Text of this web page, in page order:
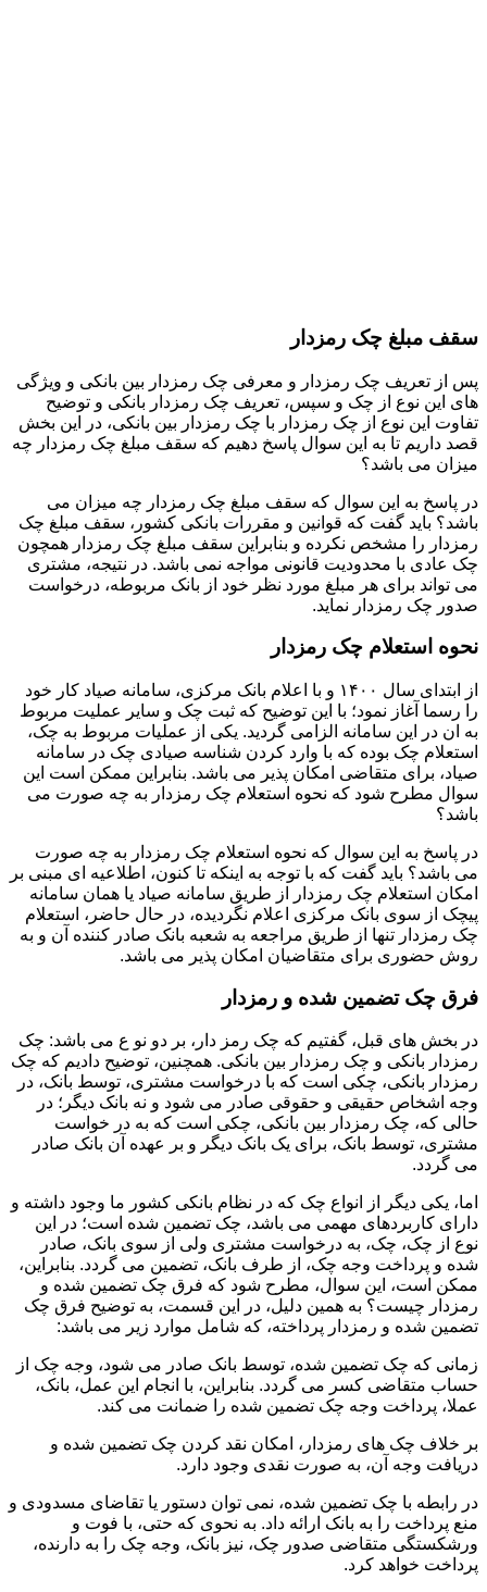
سقف مبلغ چک رمزدار
پس از تعریف چک رمزدار و معرفی چک رمزدار بین بانکی و ویژگی
های این نوع از چک و سپس، تعریف چک رمزدار بانکی و توضیح
تفاوت این نوع از چک رمزدار با چک رمزدار بین بانکی، در این بخش
قصد داریم تا به این سوال پاسخ دهیم که سقف مبلغ چک رمزدار چه
میزان می باشد؟
در پاسخ به این سوال که سقف مبلغ چک رمزدار چه میزان می
باشد؟ باید گفت که قوانین و مقررات بانکی کشور، سقف مبلغ چک
رمزدار را مشخص نکرده و بنابراین سقف مبلغ چک رمزدار همچون
چک عادی با محدودیت قانونی مواجه نمی باشد. در نتیجه، مشتری
می تواند برای هر مبلغ مورد نظر خود از بانک مربوطه، درخواست
صدور چک رمزدار نماید.
نحوه استعلام چک رمزدار
از ابتدای سال ۱۴۰۰ و با اعلام بانک مرکزی، سامانه صیاد کار خود
را رسما آغاز نمود؛ با این توضیح که ثبت چک و سایر عملیت مربوط
به ان در این سامانه الزامی گردید. یکی از عملیات مربوط به چک،
استعلام چک بوده که با وارد کردن شناسه صیادی چک در سامانه
صیاد، برای متقاضی امکان پذیر می باشد. بنابراین ممکن است این
سوال مطرح شود که نحوه استعلام چک رمزدار به چه صورت می
باشد؟
در پاسخ به این سوال که نحوه استعلام چک رمزدار به چه صورت
می باشد؟ باید گفت که با توجه به اینکه تا کنون، اطلاعیه ای مبنی بر
امکان استعلام چک رمزدار از طریق سامانه صیاد یا همان سامانه
پیچک از سوی بانک مرکزی اعلام نگردیده، در حال حاضر، استعلام
چک رمزدار تنها از طریق مراجعه به شعبه بانک صادر کننده آن و به
روش حضوری برای متقاضیان امکان پذیر می باشد.
فرق چک تضمین شده و رمزدار
در بخش های قبل، گفتیم که چک رمز دار، بر دو نو ع می باشد: چک
رمزدار بانکی و چک رمزدار بین بانکی. همچنین، توضیح دادیم که چک
رمزدار بانکی، چکی است که با درخواست مشتری، توسط بانک، در
وجه اشخاص حقیقی و حقوقی صادر می شود و نه بانک دیگر؛ در
حالی که، چک رمزدار بین بانکی، چکی است که به در خواست
مشتری، توسط بانک، برای یک بانک دیگر و بر عهده آن بانک صادر
می گردد.
اما، یکی دیگر از انواع چک که در نظام بانکی کشور ما وجود داشته و
دارای کاربردهای مهمی می باشد، چک تضمین شده است؛ در این
نوع از چک، چک، به درخواست مشتری ولی از سوی بانک، صادر
شده و پرداخت وجه چک، از طرف بانک، تضمین می گردد. بنابراین،
ممکن است، این سوال، مطرح شود که فرق چک تضمین شده و
رمزدار چیست؟ به همین دلیل، در این قسمت، به توضیح فرق چک
تضمین شده و رمزدار پرداخته، که شامل موارد زیر می باشد:
زمانی که چک تضمین شده، توسط بانک صادر می شود، وجه چک از
حساب متقاضی کسر می گردد. بنابراین، با انجام این عمل، بانک،
عملا، پرداخت وجه چک تضمین شده را ضمانت می کند.
بر خلاف چک های رمزدار، امکان نقد کردن چک تضمین شده و
دریافت وجه آن، به صورت نقدی وجود دارد.
در رابطه با چک تضمین شده، نمی توان دستور یا تقاضای مسدودی و
منع پرداخت را به بانک ارائه داد. به نحوی که حتی، با فوت و
ورشکستگی متقاضی صدور چک، نیز بانک، وجه چک را به دارنده،
پرداخت خواهد کرد.